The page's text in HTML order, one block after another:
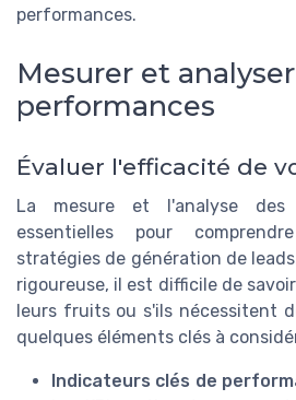
performances.
Mesurer et
performances
Évaluer l'efficacité de
La mesure et l'analyse des
essentielles pour
stratégies de génération de
rigoureuse, il est difficile de
leurs fruits ou s'ils nécessitent
quelques éléments clés à
Indicateurs clés de